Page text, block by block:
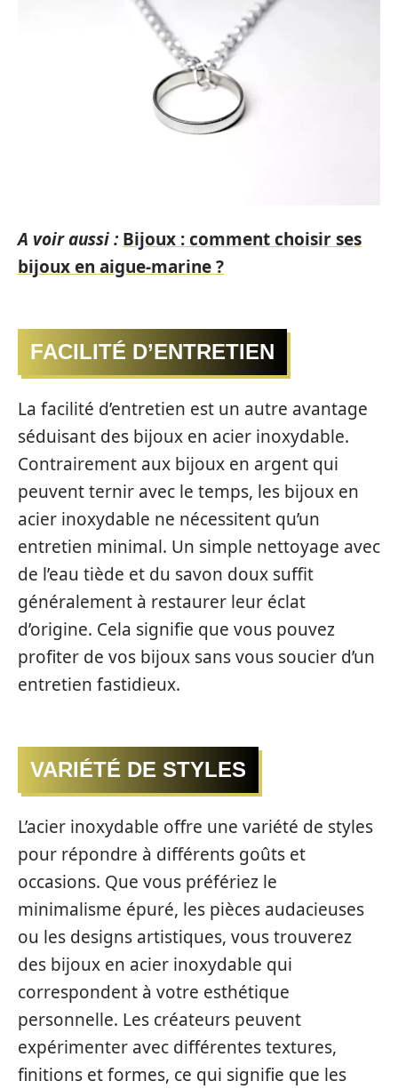
A voir aussi : Bijoux : comment choisir ses
bijoux en aigue-marine ?
FACILITÉ D’ENTRETIEN
La facilité d’entretien est un autre avantage
séduisant des bijoux en acier inoxydable.
Contrairement aux bijoux en argent qui
peuvent ternir avec le temps, les bijoux en
acier inoxydable ne nécessitent qu’un
entretien minimal. Un simple nettoyage avec
de l’eau tiède et du savon doux suffit
généralement à restaurer leur éclat
d’origine. Cela signifie que vous pouvez
profiter de vos bijoux sans vous soucier d’un
entretien fastidieux.
VARIÉTÉ DE STYLES
L’acier inoxydable offre une variété de styles
pour répondre à différents goûts et
occasions. Que vous préfériez le
minimalisme épuré, les pièces audacieuses
ou les designs artistiques, vous trouverez
des bijoux en acier inoxydable qui
correspondent à votre esthétique
personnelle. Les créateurs peuvent
expérimenter avec différentes textures,
finitions et formes, ce qui signifie que les